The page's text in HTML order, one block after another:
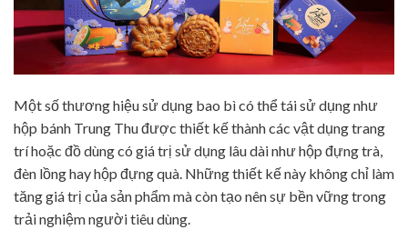
Một số thương hiệu sử dụng bao bì có thể tái sử dụng như
hộp bánh Trung Thu được thiết kế thành các vật dụng trang
trí hoặc đồ dùng có giá trị sử dụng lâu dài như hộp đựng trà,
đèn lồng hay hộp đựng quà. Những thiết kế này không chỉ làm
tăng giá trị của sản phẩm mà còn tạo nên sự bền vững trong
trải nghiệm người tiêu dùng.